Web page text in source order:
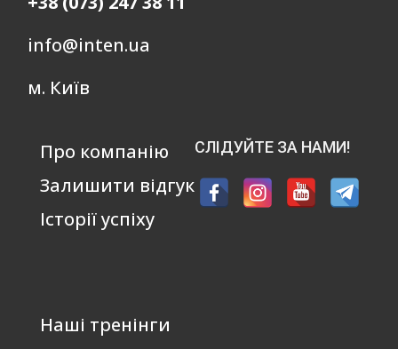
info@inten.ua
м. Київ
Про компанію
Залишити відгук
Історії успіху
СЛІДУЙТЕ ЗА НАМИ!
Наші тренінги